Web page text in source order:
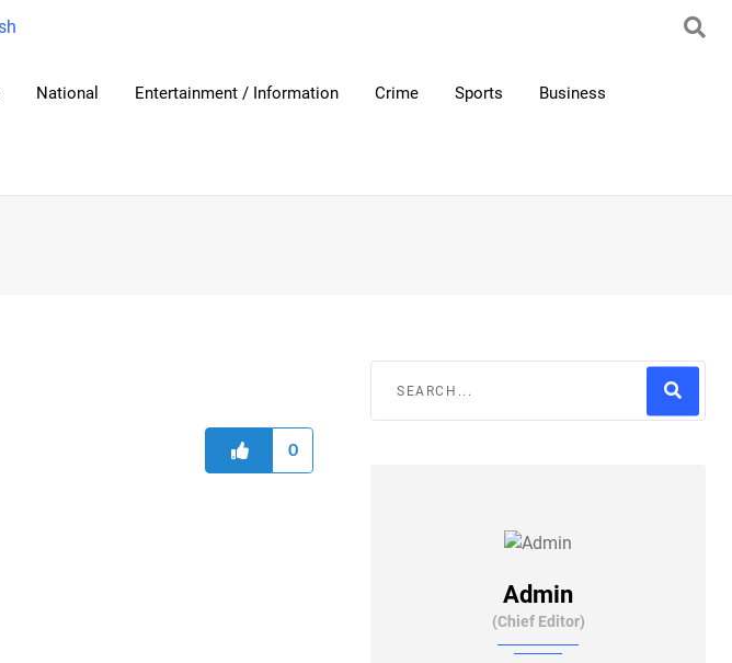
National Entertainment / Information Crime Sports Business
0
Admin
(Chief Editor)